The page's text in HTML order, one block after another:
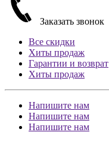
Заказать звонок
Все скидки
Хиты продаж
Гарантии и возврат
Хиты продаж
Напишите нам
Напишите нам
Напишите нам